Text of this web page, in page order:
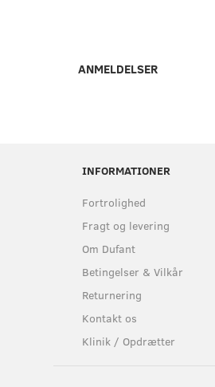
ANMELDELSER
INFORMATIONER
Fortrolighed
Fragt og levering
Om Dufant
Betingelser & Vilkår
Returnering
Kontakt os
Klinik / Opdrætter